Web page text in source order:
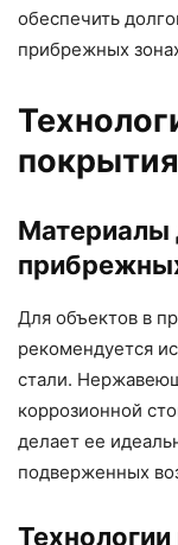
обеспечить
прибрежных
Материалы
Для объектов в
рекомендуется
стали.
коррозионной
делает ее
подверженных